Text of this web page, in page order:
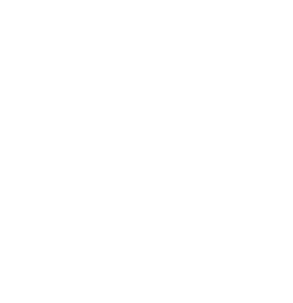
ami à l'auteur
photo de cette